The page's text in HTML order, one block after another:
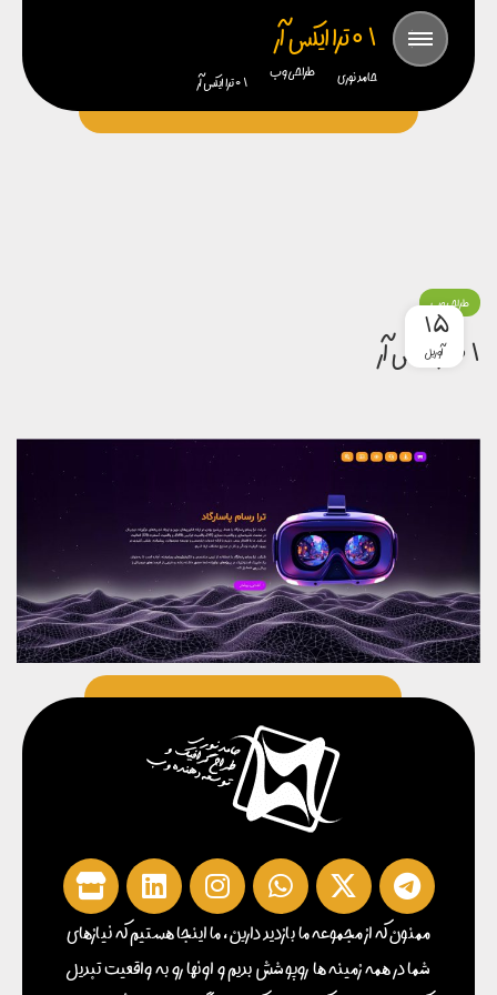
01 ترا ایکس آر
حامد نوری طراحی وب 01 ترا ایکس آر
طراحی وب
01 ترا ایکس آر
15
آوریل
ممنون که از مجموعه ما بازدید دارین ، ما اینجا هستیم که نیازهای
شما در همه زمینه ها روپوشش بدیم و اونها رو به واقعیت تبدیل